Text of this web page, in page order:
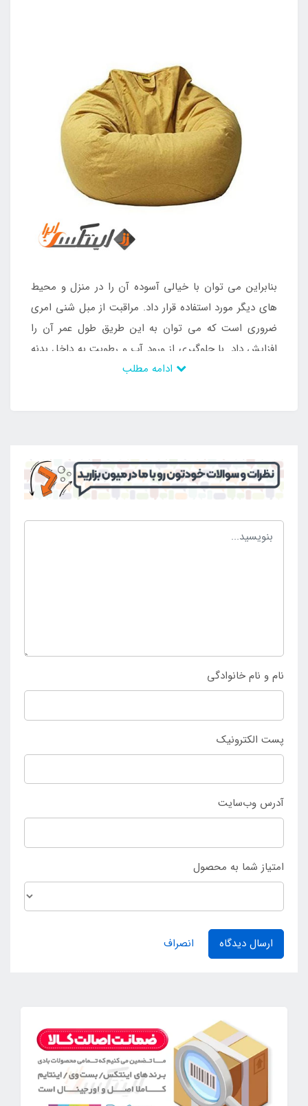
بنابراین می توان با خیالی آسوده آن را در منزل و محیط
های دیگر مورد استفاده قرار داد. مراقبت از مبل شنی امری
ضروری است که می توان به این طریق طول عمر آن را
افزایش داد. با جلوگیری از ورود آب و رطوبت به داخل بدنه
می توان خصوصیات منحصر به فرد آن را ثابت و بدون
خرید مبل شنی پارچه ای با دستگیره از طریقفروشگاه
بزرگ اینتکسانجام می شود.
نام و نام خانوادگی
پست الکترونیک
آدرس وب‌سایت
امتیاز شما به محصول
ارسال دیدگاه انصراف